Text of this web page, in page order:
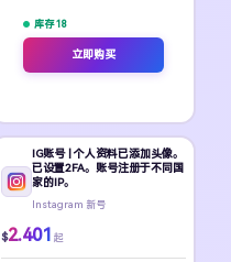
库存 18
立即购买
IG账号 | 个人资料已添加头像。
已设置2FA。账号注册于不同国
家的IP。
Instagram 新号
$2.401 起